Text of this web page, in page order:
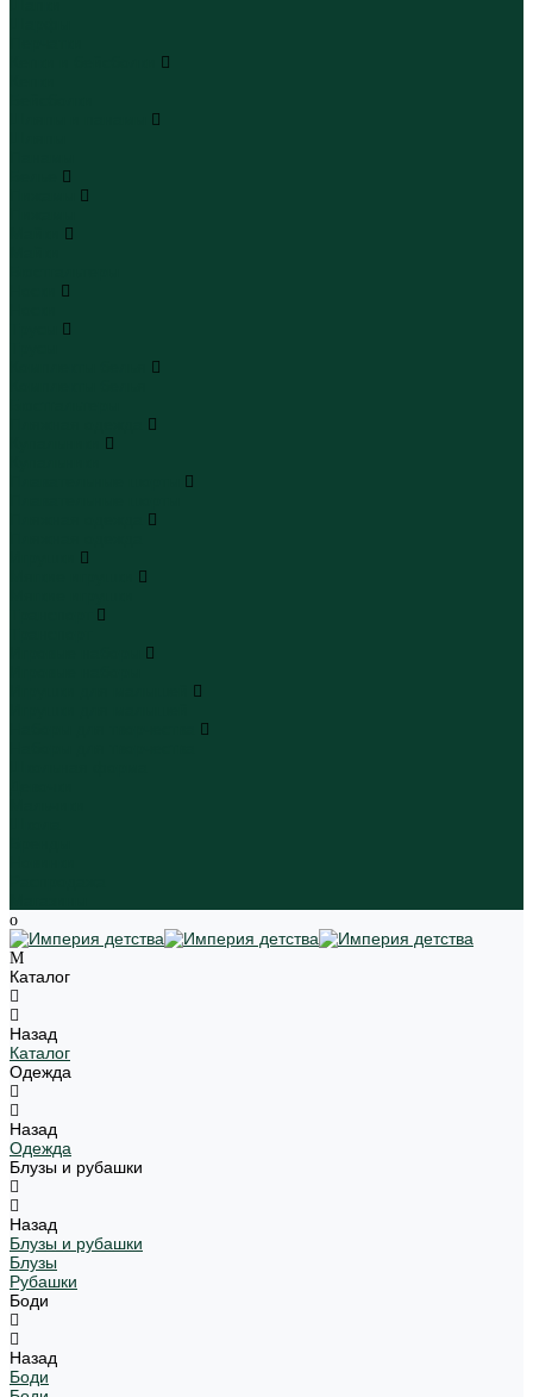
Каталог
Назад
Каталог
Одежда
Назад
Одежда
Блузы и рубашки
Назад
Блузы и рубашки
Блузы
Рубашки
Боди
Назад
Боди